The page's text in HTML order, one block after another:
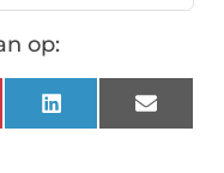
op:
LinkedIn Email